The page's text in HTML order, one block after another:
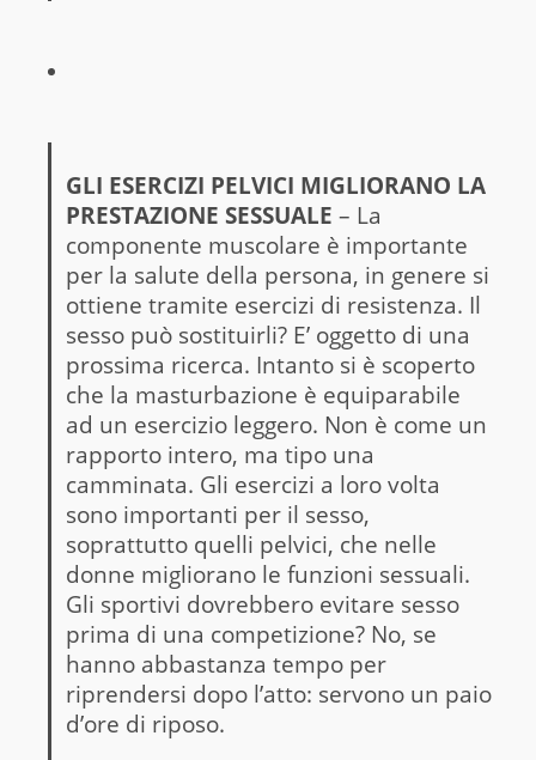
GLI ESERCIZI PELVICI MIGLIORANO LA
PRESTAZIONE SESSUALE – La
componente muscolare è importante
per la salute della persona, in genere si
ottiene tramite esercizi di resistenza. Il
sesso può sostituirli? E’ oggetto di una
prossima ricerca. Intanto si è scoperto
che la masturbazione è equiparabile
ad un esercizio leggero. Non è come un
rapporto intero, ma tipo una
camminata. Gli esercizi a loro volta
sono importanti per il sesso,
soprattutto quelli pelvici, che nelle
donne migliorano le funzioni sessuali.
Gli sportivi dovrebbero evitare sesso
prima di una competizione? No, se
hanno abbastanza tempo per
riprendersi dopo l’atto: servono un paio
d’ore di riposo.